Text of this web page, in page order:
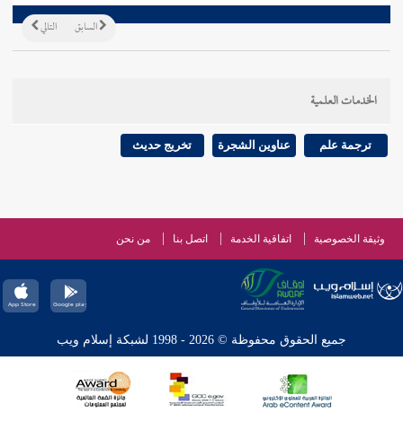
التالي السابق
الخدمات العلمية
ترجمة علم عناوين الشجرة تخريج حديث
وثيقة الخصوصية اتفاقية الخدمة اتصل بنا من نحن
جميع الحقوق محفوظة © 2026 - 1998 لشبكة إسلام ويب